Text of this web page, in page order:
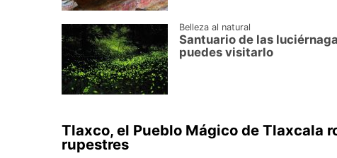
Belleza al natural
Santuario de las
puedes visitarlo
Tlaxco, el Pueblo Mágico de Tlaxcala
rupestres